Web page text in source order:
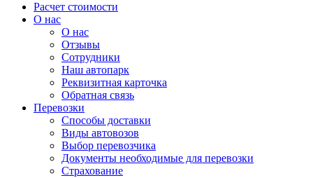
Расчет стоимости
О нас
О нас
Отзывы
Сотрудники
Наш автопарк
Реквизитная карточка
Обратная связь
Перевозки
Способы доставки
Виды автовозов
Выбор перевозчика
Документы необходимые для перевозки
Страхование